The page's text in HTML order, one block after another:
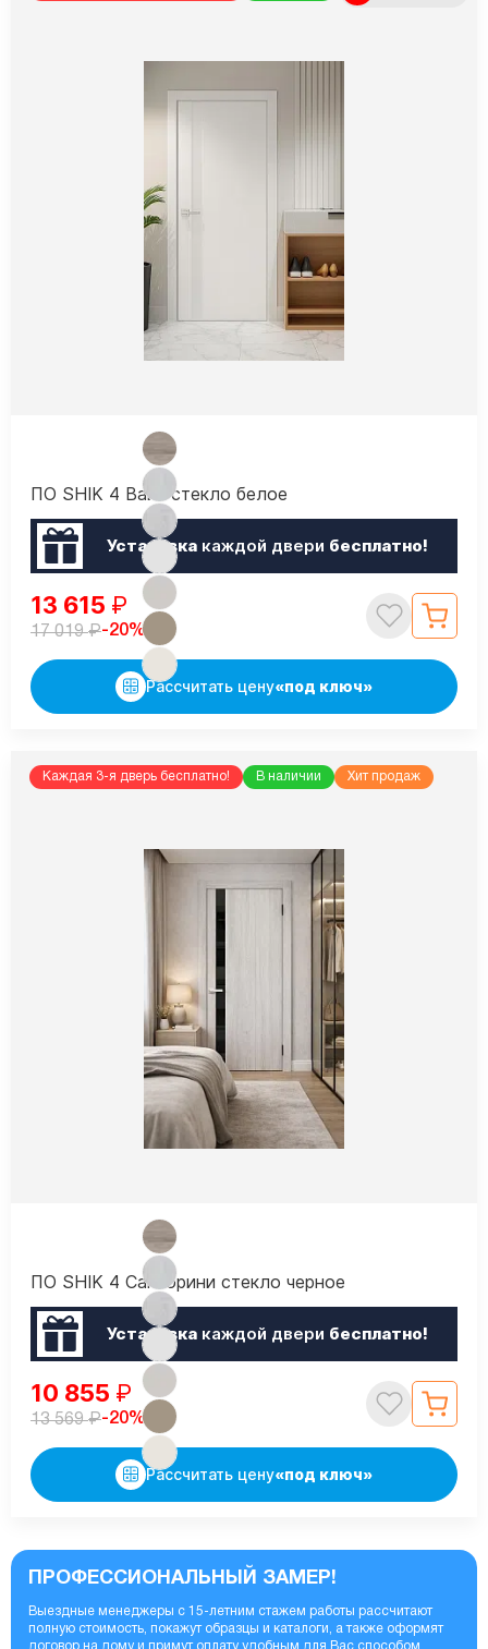
ПО SHIK 4 Вайт стекло белое
Установкакаждой двери бесплатно!
13 615 ₽
17 019₽-20%
Рассчитать цену«под ключ»
Каждая 3-я дверь бесплатно! В наличии Хит продаж
ПО SHIK 4 Санторини стекло черное
Установкакаждой двери бесплатно!
10 855 ₽
13 569₽-20%
Рассчитать цену«под ключ»
ПРОФЕССИОНАЛЬНЫЙ ЗАМЕР!
Выездные менеджеры с 15-летним стажем работы рассчитают
полную стоимость, покажут образцы и каталоги, а также оформят
договор на дому и примут оплату удобным для Вас способом.